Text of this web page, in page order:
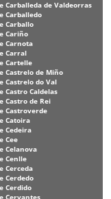
Carballeda de Valdeorras
Carballedo
Carballo
Cariño
Carnota
Carral
Cartelle
Castrelo de Miño
Castrelo do Val
Castro Caldelas
Castro de Rei
Castroverde
Catoira
Cedeira
Cee
Celanova
Cenlle
Cerceda
Cerdedo
Cerdido
Cervantes